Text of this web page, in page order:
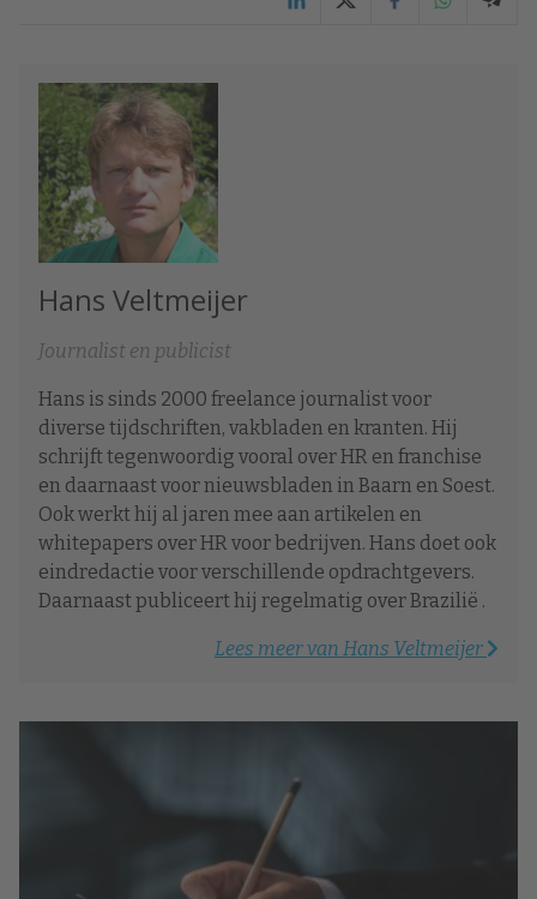
Hans Veltmeijer
Journalist en publicist
Hans is sinds 2000 freelance journalist voor
diverse tijdschriften, vakbladen en kranten. Hij
schrijft tegenwoordig vooral over HR en franchise
en daarnaast voor nieuwsbladen in Baarn en Soest.
Ook werkt hij al jaren mee aan artikelen en
whitepapers over HR voor bedrijven. Hans doet ook
eindredactie voor verschillende opdrachtgevers.
Daarnaast publiceert hij regelmatig over Brazilië .
Lees meer van Hans Veltmeijer